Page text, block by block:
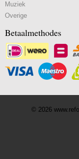
Muziek
Overige
Betaalmethodes
© 2026